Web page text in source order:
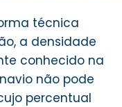
técnica
a densidade
conhecido na
não pode
percentual